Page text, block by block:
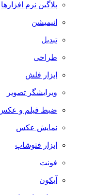
پلاگین نرم افزارها
انیمیشن
تبدیل
طراحی
ابزار فلش
ویرایشگر تصویر
ضبط فيلم و عكس
نمایش عکس
ابزار فتوشاپ
فونت
آیکون